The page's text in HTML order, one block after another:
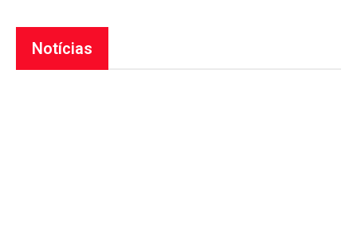
Notícias